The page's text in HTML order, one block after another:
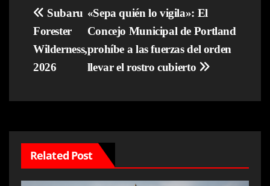
Navegación
de
entradas
«Sepa quién lo vigila»: El
Concejo Municipal de Portland
prohíbe a las fuerzas del orden
llevar el rostro cubierto
Subaru
Forester
Wilderness,
2026
Related Post